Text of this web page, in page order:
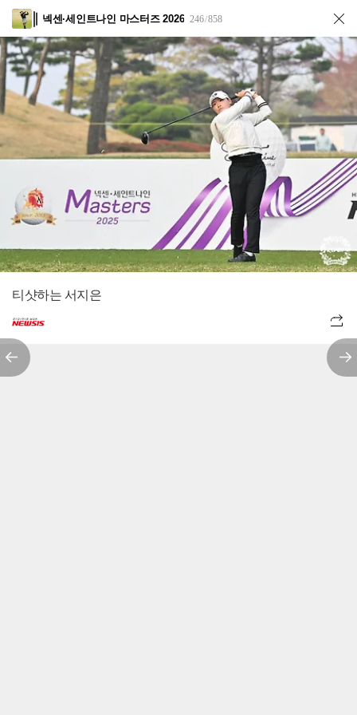
넥센·세인트나인 마스터즈 2026 246/858
티샷하는 서지은